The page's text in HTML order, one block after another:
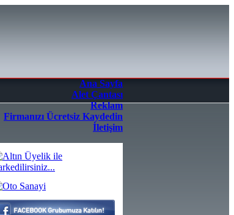
Ana Sayfa
Alet Çantası
Reklam
Firmanızı Ücretsiz Kaydedin
İletişim